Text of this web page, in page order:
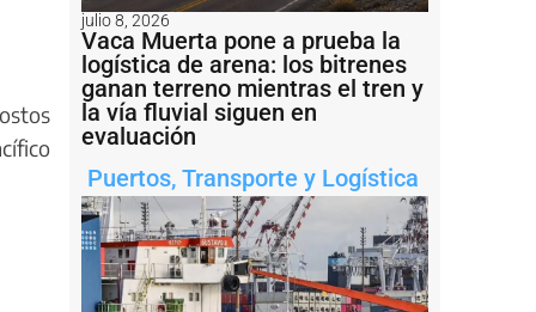
julio 8, 2026
Vaca Muerta pone a prueba la
logística de arena: los bitrenes
ganan terreno mientras el tren y
la vía fluvial siguen en
evaluación
Puertos, Transporte y Logística